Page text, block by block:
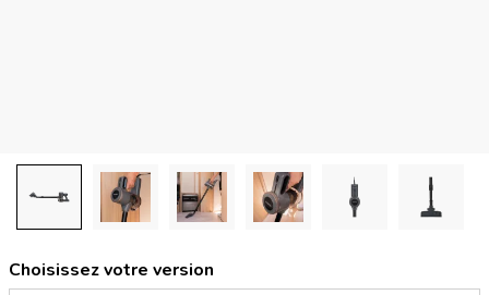
Choisissez votre version